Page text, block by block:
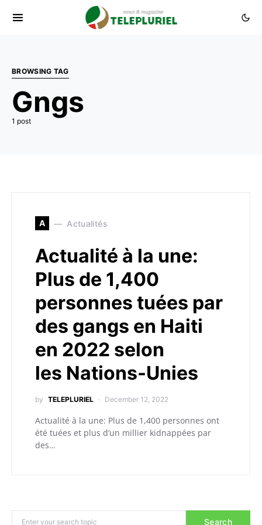
BROWSING TAG
Gngs
1 post
A Actualités
Actualité à la une:
Plus de 1,400
personnes tuées par
des gangs en Haiti
en 2022 selon
les Nations-Unies
by TELEPLURIEL December 12, 2022
Actualité à la une: Plus de 1,400 personnes ont
été tuées et plus d’un millier kidnappées par
des…
Search